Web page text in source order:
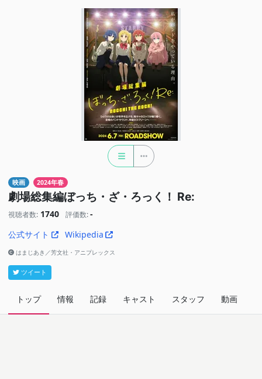
映画 2024年春
劇場総集編ぼっち・ざ・ろっく！ Re:
視聴者数: 1740 評価数: -
公式サイト
Wikipedia
はまじあき／芳文社・アニプレックス
ツイート
トップ 情報 記録 キャスト スタッフ 動画